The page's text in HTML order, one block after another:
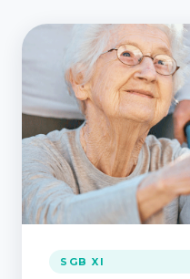
SGB XI